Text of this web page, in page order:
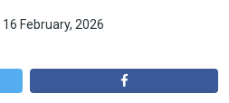
16 February, 2026